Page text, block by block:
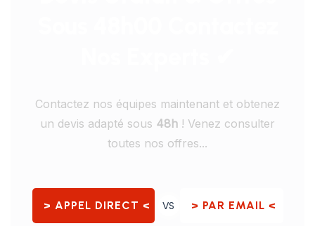
Contactez nos équipes maintenant et obtenez
un devis adapté sous 48h ! Venez consulter
toutes nos offres...
> APPEL DIRECT < VS > PAR EMAIL <